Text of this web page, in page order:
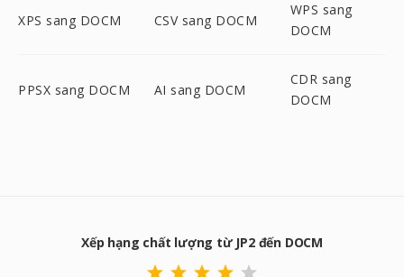
XPS sang DOCM CSV sang DOCM
WPS sang
DOCM
PPSX sang DOCM AI sang DOCM
CDR sang
DOCM
Xếp hạng chất lượng từ JP2 đến DOCM